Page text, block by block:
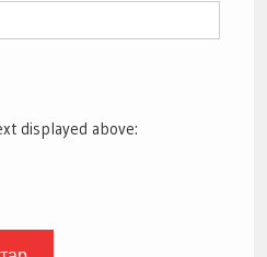
displayed above: